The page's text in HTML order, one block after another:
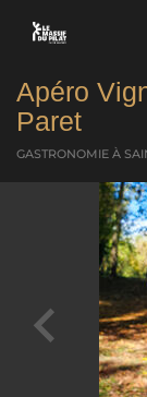
Apéro
Paret
GASTRONOMIE À